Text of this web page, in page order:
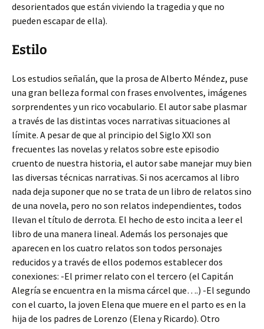
desorientados que están viviendo la tragedia y que no
pueden escapar de ella).
Estilo
Los estudios señalán, que la prosa de Alberto Méndez, puse
una gran belleza formal con frases envolventes, imágenes
sorprendentes y un rico vocabulario. El autor sabe plasmar
a través de las distintas voces narrativas situaciones al
límite. A pesar de que al principio del Siglo XXI son
frecuentes las novelas y relatos sobre este episodio
cruento de nuestra historia, el autor sabe manejar muy bien
las diversas técnicas narrativas. Si nos acercamos al libro
nada deja suponer que no se trata de un libro de relatos sino
de una novela, pero no son relatos independientes, todos
llevan el título de derrota. El hecho de esto incita a leer el
libro de una manera lineal. Además los personajes que
aparecen en los cuatro relatos son todos personajes
reducidos y a través de ellos podemos establecer dos
conexiones: -El primer relato con el tercero (el Capitán
Alegría se encuentra en la misma cárcel que….) -El segundo
con el cuarto, la joven Elena que muere en el parto es en la
hija de los padres de Lorenzo (Elena y Ricardo). Otro